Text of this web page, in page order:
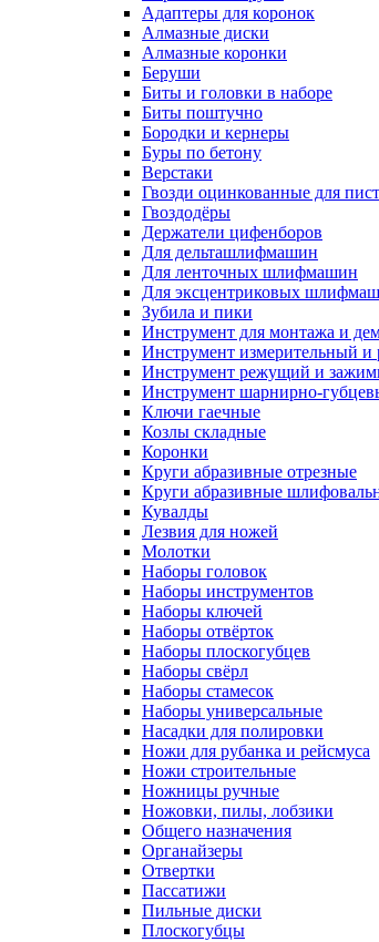
Адаптеры для коронок
Алмазные диски
Алмазные коронки
Беруши
Биты и головки в наборе
Биты поштучно
Бородки и кернеры
Буры по бетону
Верстаки
Гвозди оцинкованные для
Гвоздодёры
Держатели цифенборов
Для дельташлифмашин
Для ленточных шлифмашин
Для эксцентриковых
Зубила и пики
Инструмент для монтажа и
Инструмент измерительный и
Инструмент режущий и
Инструмент шарнирно-
Ключи гаечные
Козлы складные
Коронки
Круги абразивные отрезные
Круги абразивные
Кувалды
Лезвия для ножей
Молотки
Наборы головок
Наборы инструментов
Наборы ключей
Наборы отвёрток
Наборы плоскогубцев
Наборы свёрл
Наборы стамесок
Наборы универсальные
Насадки для полировки
Ножи для рубанка и рейсмуса
Ножи строительные
Ножницы ручные
Ножовки, пилы, лобзики
Общего назначения
Органайзеры
Отвертки
Пассатижи
Пильные диски
Плоскогубцы